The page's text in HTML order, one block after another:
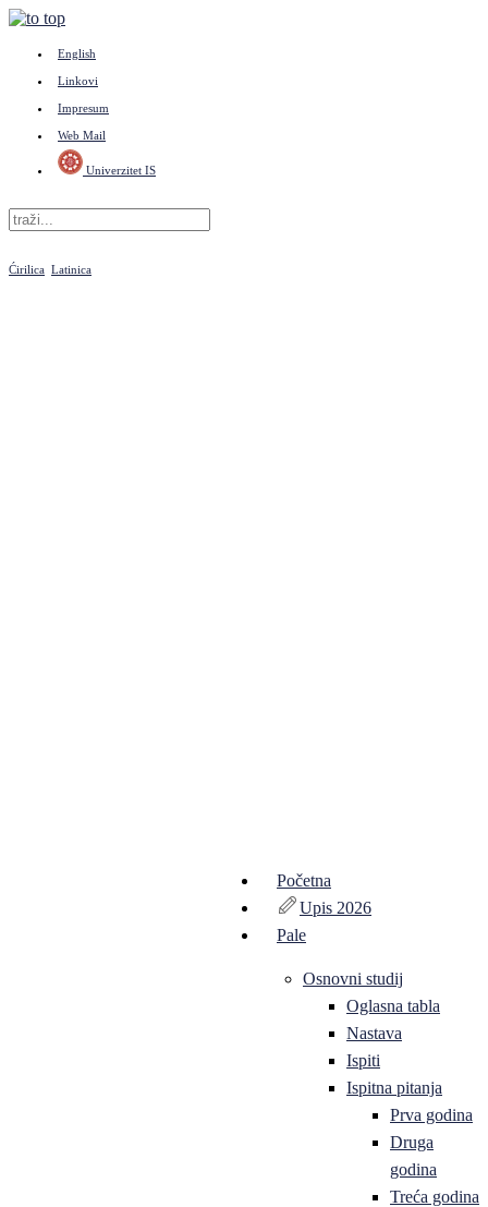
English
Linkovi
Impresum
Web Mail
Univerzitet IS
Ćirilica Latinica
Početna
Upis 2026
Pale
Osnovni studij
Oglasna tabla
Nastava
Ispiti
Ispitna pitanja
Prva godina
Druga
godina
Treća godina